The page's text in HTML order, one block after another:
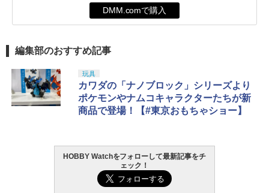
DMM.comで購入
編集部のおすすめ記事
玩具
カワダの「ナノブロック」シリーズより
ポケモンやナムコキャラクターたちが新
商品で登場！【#東京おもちゃショー】
HOBBY Watchをフォローして最新記事をチ
ェック！